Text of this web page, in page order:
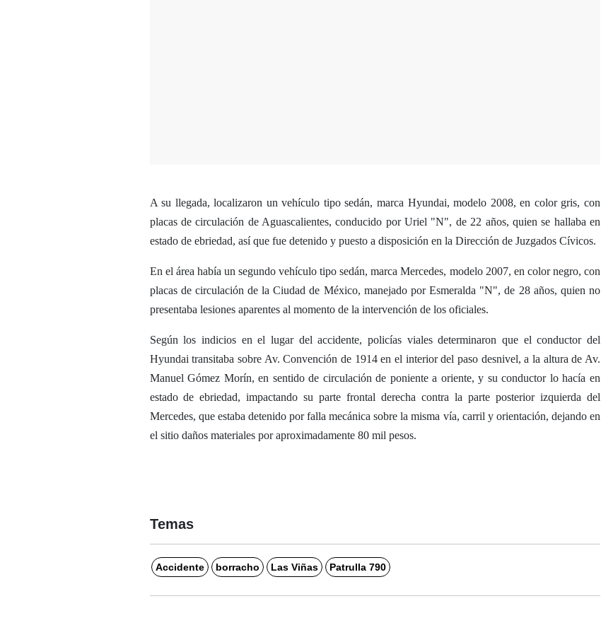
A su llegada, localizaron un vehículo tipo sedán, marca Hyundai, modelo 2008, en color gris, con
placas de circulación de Aguascalientes, conducido por Uriel "N", de 22 años, quien se hallaba en
estado de ebriedad, así que fue detenido y puesto a disposición en la Dirección de Juzgados Cívicos.
En el área había un segundo vehículo tipo sedán, marca Mercedes, modelo 2007, en color negro, con
placas de circulación de la Ciudad de México, manejado por Esmeralda "N", de 28 años, quien no
presentaba lesiones aparentes al momento de la intervención de los oficiales.
Según los indicios en el lugar del accidente, policías viales determinaron que el conductor del
Hyundai transitaba sobre Av. Convención de 1914 en el interior del paso desnivel, a la altura de Av.
Manuel Gómez Morín, en sentido de circulación de poniente a oriente, y su conductor lo hacía en
estado de ebriedad, impactando su parte frontal derecha contra la parte posterior izquierda del
Mercedes, que estaba detenido por falla mecánica sobre la misma vía, carril y orientación, dejando en
el sitio daños materiales por aproximadamente 80 mil pesos.
Temas
Accidente borracho Las Viñas Patrulla 790